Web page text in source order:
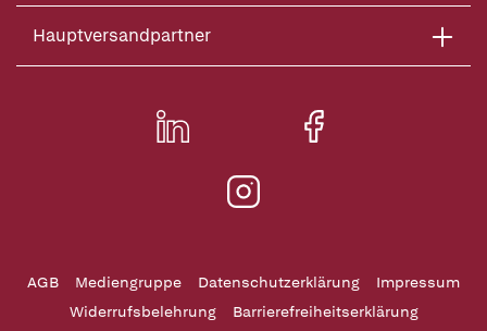
Hauptversandpartner
AGB Mediengruppe Datenschutzerklärung
Impressum
Widerrufsbelehrung
Barrierefreiheitserklärung